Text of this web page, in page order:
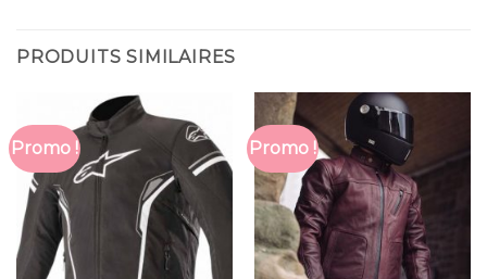
PRODUITS SIMILAIRES
Promo ! Promo !